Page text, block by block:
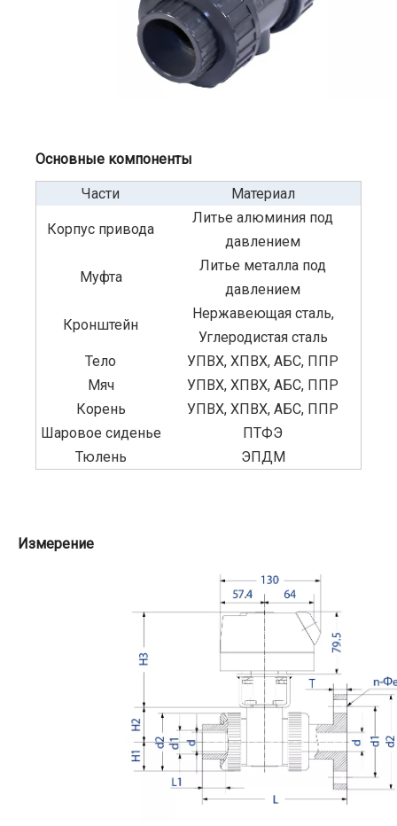
Основные компоненты
Части Материал
Корпус привода
Литье алюминия под
давлением
Муфта
Литье металла под
давлением
Кронштейн
Нержавеющая сталь,
Углеродистая сталь
Тело
УПВХ, ХПВХ, АБС, ППР
Мяч
УПВХ, ХПВХ, АБС, ППР
Корень
УПВХ, ХПВХ, АБС, ППР
Шаровое сиденье
ПТФЭ
Тюлень
ЭПДМ
Измерение